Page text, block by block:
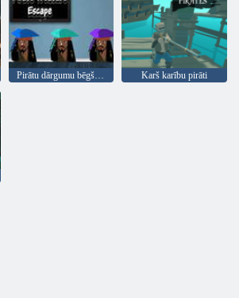
Pirātu dārgumu bēgšana Karš karību pirāti